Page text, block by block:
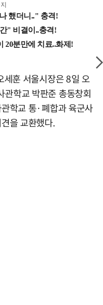
세훈 서울시장은 8일 오
관학교 박판준 총동창회
학교 통·폐합과 육군사
을 교환했다.